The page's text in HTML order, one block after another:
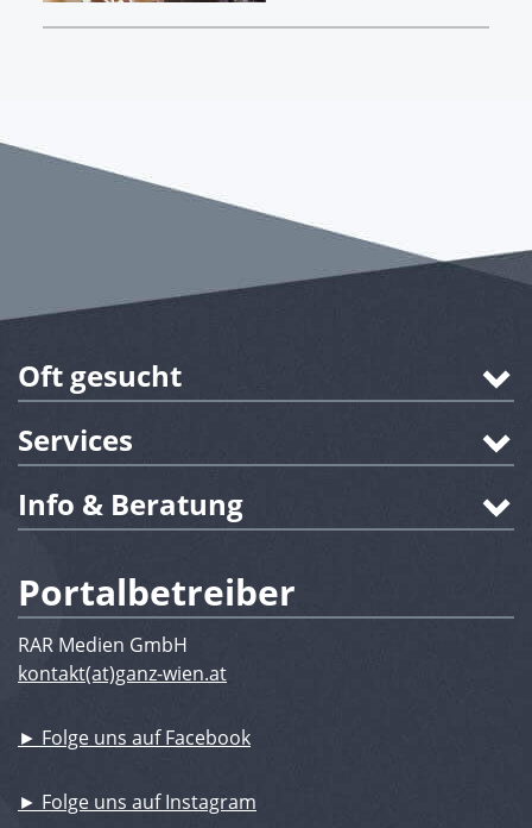
Oft gesucht
Services
Info & Beratung
Portalbetreiber
RAR Medien GmbH
kontakt(at)ganz-wien.at
► Folge uns auf Facebook
► Folge uns auf Instagram